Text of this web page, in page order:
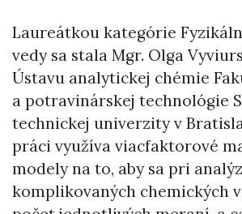
Laureátkou kategórie
vedy sa stala Mgr. Olga
Ústavu analytickej chémie
a potravinárskej technológie
technickej univerzity v
práci využíva viacfaktorové
modely na to, aby sa pri
komplikovaných chemických